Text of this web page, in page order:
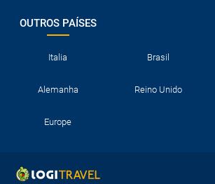
OUTROS PAÍSES
Italia Brasil
Alemanha Reino Unido
Europe